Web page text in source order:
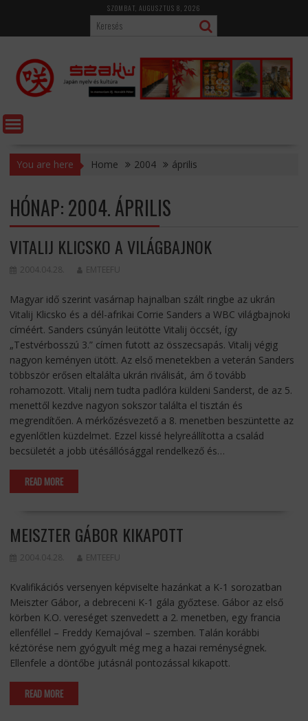
content
SZOMBAT, AUGUSZTUS 8, 2026
You are here Home 2004 április
HÓNAP:2004. ÁPRILIS
VITALIJ KLICSKO A VILÁGBAJNOK
2004.04.28. EMTEEFU
Magyar idő szerint vasárnap hajnalban szált ringbe az ukrán
Vitalij Klicsko és a dél-afrikai Corrie Sanders a WBC világbajnoki
címéért. Sanders csúnyán leütötte Vitalij öccsét, így
„Testvérbosszú 3.” címen futott az összecsapás. Vitalij végig
nagyon keményen ütött. Az első menetekben a veterán Sanders
többször erősen eltalálta ukrán riválisát, ám ő tovább
rohamozott. Vitalij nem tudta padlóra küldeni Sanderst, de az 5.
menettől kezdve nagyon sokszor találta el tisztán és
megrendítően. A mérkőzésvezető a 8. menetben beszüntette az
egyenlőtlen küzdelmet. Ezzel kissé helyreállította a család
becsületét a jobb ütésállósággal rendelkező és…
READ MORE
MEISZTER GÁBOR KIKAPOTT
2004.04.28. EMTEEFU
Kvalifikációs versenyen képviselte hazánkat a K-1 sorozatban
Meiszter Gábor, a debreceni K-1 gála győztese. Gábor az első
körben K.O. vereséget szenvedett a 2. menetben, egy francia
ellenféllel – Freddy Kemajóval – szemben. Talán korábbi
kéztörése nem gyógyult még meg a hazai reménységnek.
Ellenfele a döntőbe jutásnál pontozással kikapott.
READ MORE